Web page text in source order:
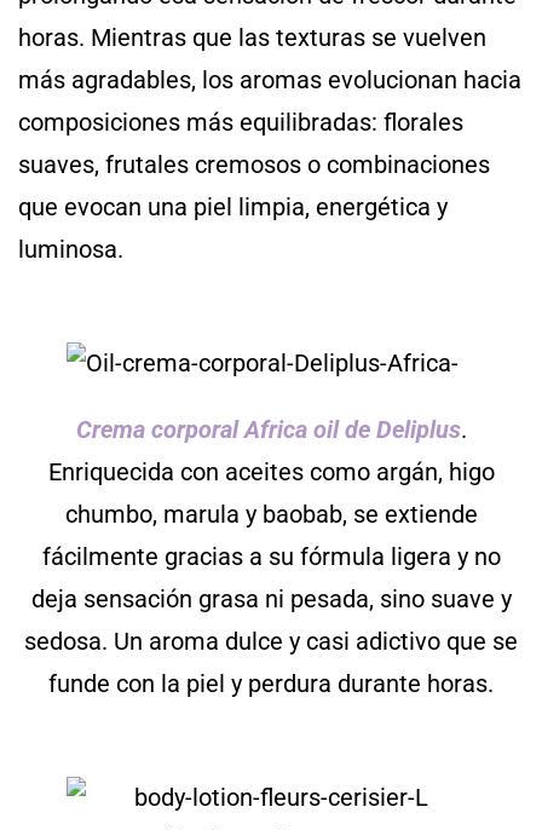
horas. Mientras que las texturas se vuelven
más agradables, los aromas evolucionan hacia
composiciones más equilibradas: florales
suaves, frutales cremosos o combinaciones
que evocan una piel limpia, energética y
luminosa.
Crema corporal Africa oil de Deliplus.
Enriquecida con aceites como argán, higo
chumbo, marula y baobab, se extiende
fácilmente gracias a su fórmula ligera y no
deja sensación grasa ni pesada, sino suave y
sedosa. Un aroma dulce y casi adictivo que se
funde con la piel y perdura durante horas.